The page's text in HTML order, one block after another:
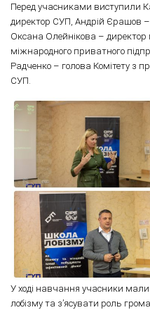
Перед учасниками виступили
директор СУП, Андрій Єрашов –
Оксана Олейнікова –
міжнародного приватного
Радченко – голова Комітету з
СУП.
У ході навчання учасники
лобізму та з’ясувати роль